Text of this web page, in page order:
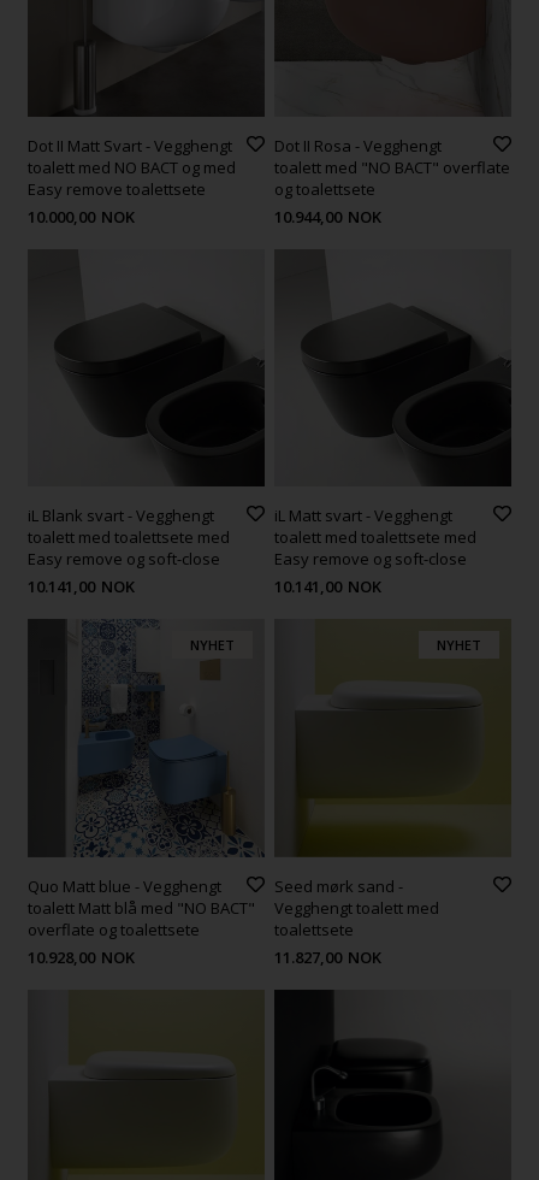
Dot II Matt Svart - Vegghengt
toalett med NO BACT og med
Easy remove toalettsete
10.000,00 NOK
Dot II Rosa - Vegghengt
toalett med "NO BACT" overflate
og toalettsete
10.944,00 NOK
iL Blank svart - Vegghengt
toalett med toalettsete med
Easy remove og soft-close
10.141,00 NOK
iL Matt svart - Vegghengt
toalett med toalettsete med
Easy remove og soft-close
10.141,00 NOK
NYHET
Quo Matt blue - Vegghengt
toalett Matt blå med "NO BACT"
overflate og toalettsete
10.928,00 NOK
NYHET
Seed mørk sand -
Vegghengt toalett med
toalettsete
11.827,00 NOK